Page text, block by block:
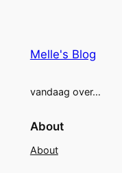
Melle's Blog
vandaag over…
About
About